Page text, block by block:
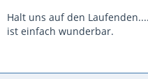
Halt uns auf den
ist einfach wunderbar.